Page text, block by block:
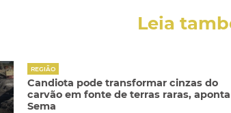
Leia
REGIÃO
Candiota pode transformar cinzas do
carvão em fonte de terras raras, aponta
Sema